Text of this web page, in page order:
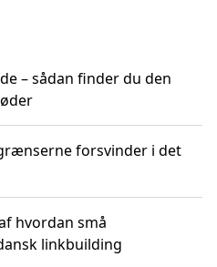
– sådan finder du den
forsvinder i det
hvordan små
linkbuilding